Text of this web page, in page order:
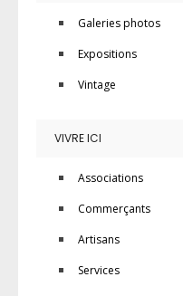
Galeries photos
Expositions
Vintage
VIVRE ICI
Associations
Commerçants
Artisans
Services